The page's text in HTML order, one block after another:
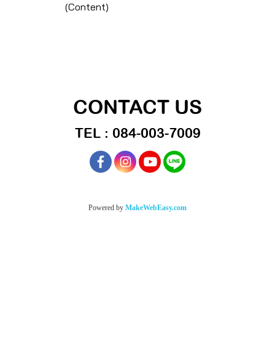
(Content)
CONTACT US
TEL : 084-003-7009
Powered by MakeWebEasy.com